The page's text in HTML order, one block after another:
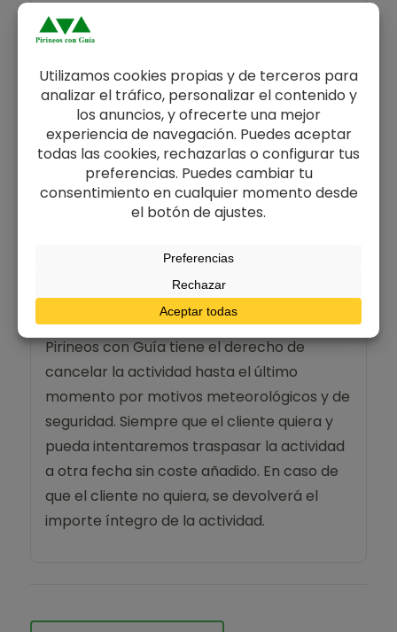
Si nos avisáis el día de antes o el mismo
día de la actividad, no se devolverá el
se deba a causas mayores
(enfermedad, etc…) se devolverá el
importe total de la reserva con la
presentación del justificante oficial
(médico, policial, etc)
¿Qué pasa si se cancela la
actividad reservada por mal
Pirineos con Guía tiene el derecho de
cancelar la actividad hasta el último
momento por motivos meteorológicos y de
seguridad. Siempre que el cliente quiera y
pueda intentaremos traspasar la actividad
a otra fecha sin coste añadido. En caso de
que el cliente no quiera, se devolverá el
importe íntegro de la actividad.